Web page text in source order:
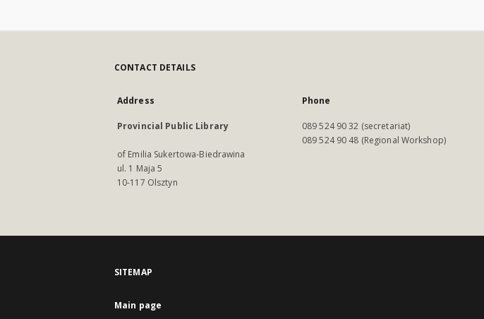
CONTACT DETAILS
Address
Provincial Public Library
of Emilia Sukertowa-Biedrawina
ul. 1 Maja 5
10-117 Olsztyn
Phone
089 524 90 32 (secretariat)
089 524 90 48 (Regional Workshop)
SITEMAP
Main page